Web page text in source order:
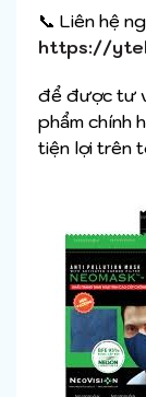
📞 Liên hệ
https://
để được tư
phẩm chính
tiện lợi trên